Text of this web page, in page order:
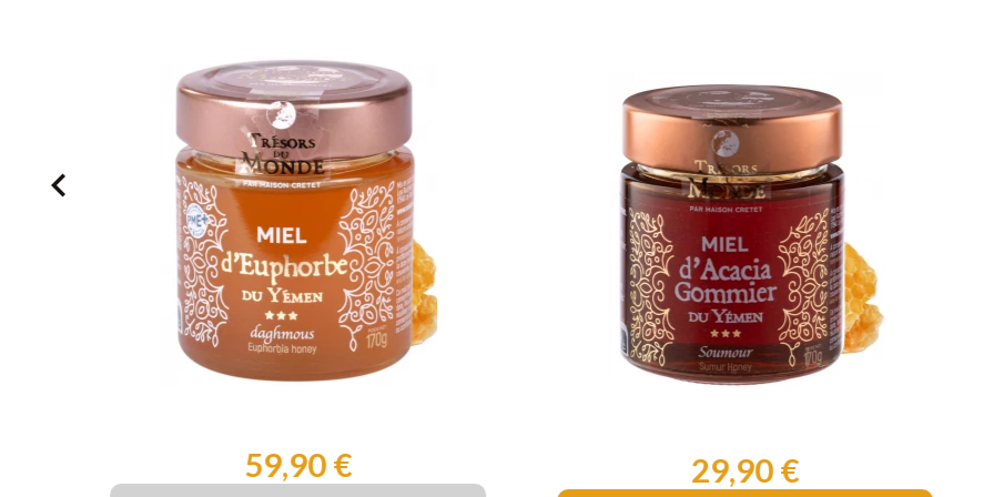

Prix
59,90 €
Prix
29,90 €